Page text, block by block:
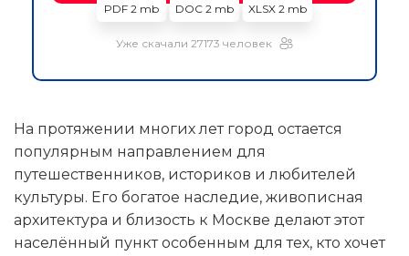
PDF 2 mb DOC 2 mb XLSX 2 mb
Уже скачали 27173 человек
На протяжении многих лет город остается
популярным направлением для
путешественников, историков и любителей
культуры. Его богатое наследие, живописная
архитектура и близость к Москве делают этот
населённый пункт особенным для тех, кто хочет